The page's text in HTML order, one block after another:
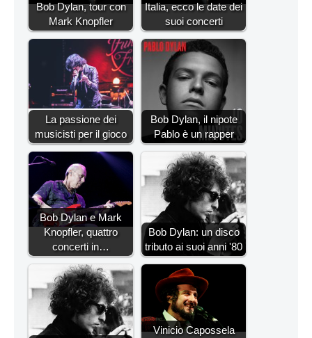
Bob Dylan, tour con
Mark Knopfler
Italia, ecco le date dei
suoi concerti
La passione dei
musicisti per il gioco
Bob Dylan, il nipote
Pablo è un rapper
Bob Dylan e Mark
Knopfler, quattro
concerti in…
Bob Dylan: un disco
tributo ai suoi anni '80
Vinicio Capossela